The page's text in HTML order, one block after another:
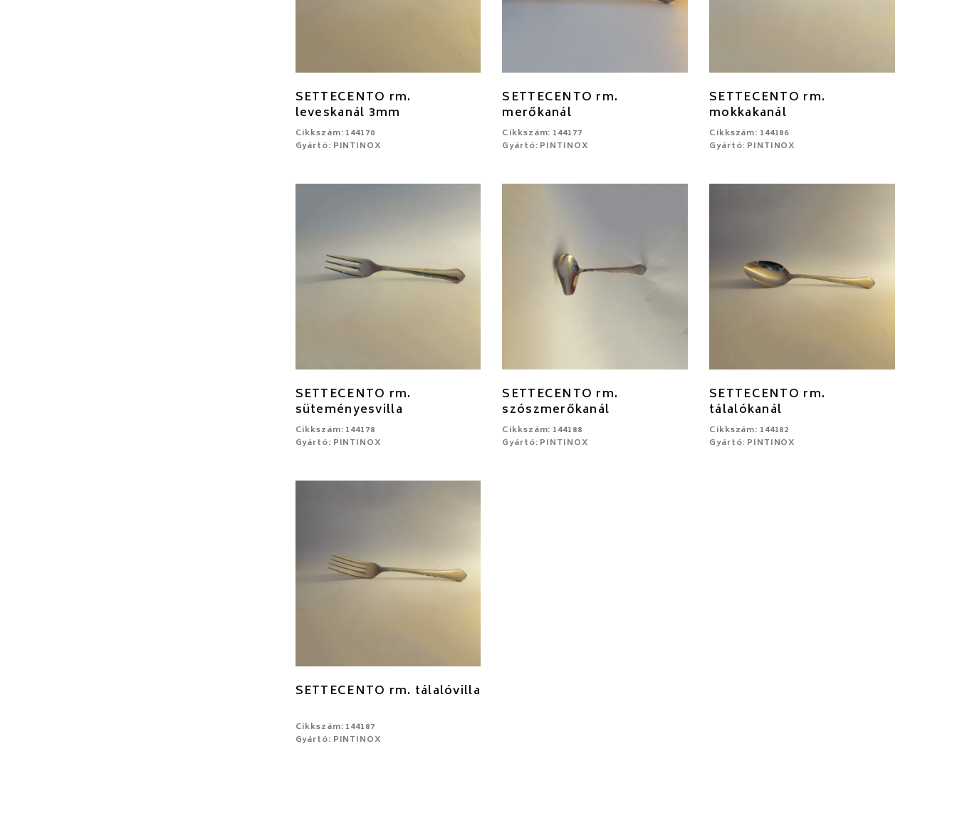
SETTECENTO rm.
leveskanál 3mm
Cikkszám: 144170
Gyártó: PINTINOX
SETTECENTO rm.
merőkanál
Cikkszám: 144177
Gyártó: PINTINOX
SETTECENTO rm.
mokkakanál
Cikkszám: 144186
Gyártó: PINTINOX
SETTECENTO rm.
süteményesvilla
Cikkszám: 144178
Gyártó: PINTINOX
SETTECENTO rm.
szószmerőkanál
Cikkszám: 144188
Gyártó: PINTINOX
SETTECENTO rm.
tálalókanál
Cikkszám: 144182
Gyártó: PINTINOX
SETTECENTO rm. tálalóvilla
Cikkszám: 144187
Gyártó: PINTINOX